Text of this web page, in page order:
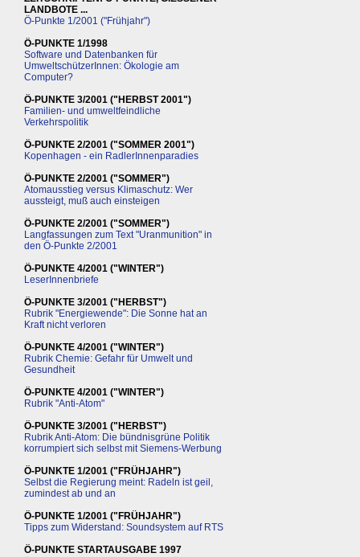
LANDBOTE ...
Ö-Punkte 1/2001 ("Frühjahr")
Ö-PUNKTE 1/1998
Software und Datenbanken für
UmweltschützerInnen: Ökologie am
Computer?
Ö-PUNKTE 3/2001 ("HERBST 2001")
Familien- und umweltfeindliche
Verkehrspolitik
Ö-PUNKTE 2/2001 ("SOMMER 2001")
Kopenhagen - ein RadlerInnenparadies
Ö-PUNKTE 2/2001 ("SOMMER")
Atomausstieg versus Klimaschutz: Wer
aussteigt, muß auch einsteigen
Ö-PUNKTE 2/2001 ("SOMMER")
Langfassungen zum Text "Uranmunition" in
den Ö-Punkte 2/2001
Ö-PUNKTE 4/2001 ("WINTER")
LeserInnenbriefe
Ö-PUNKTE 3/2001 ("HERBST")
Rubrik "Energiewende": Die Sonne hat an
Kraft nicht verloren
Ö-PUNKTE 4/2001 ("WINTER")
Rubrik Chemie: Gefahr für Umwelt und
Gesundheit
Ö-PUNKTE 4/2001 ("WINTER")
Rubrik "Anti-Atom"
Ö-PUNKTE 3/2001 ("HERBST")
Rubrik Anti-Atom: Die bündnisgrüne Politik
korrumpiert sich selbst mit Siemens-Werbung
Ö-PUNKTE 1/2001 ("FRÜHJAHR")
Selbst die Regierung meint: Radeln ist geil,
zumindest ab und an
Ö-PUNKTE 1/2001 ("FRÜHJAHR")
Tipps zum Widerstand: Soundsystem auf RTS
Ö-PUNKTE STARTAUSGABE 1997